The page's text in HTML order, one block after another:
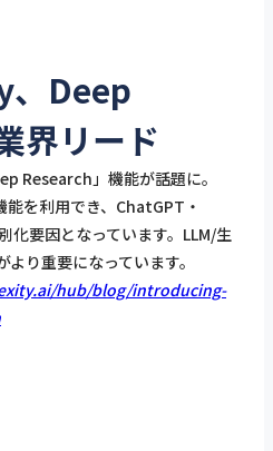
Deep
界リード
Research」機能が話題に。
を利用でき、ChatGPT・
化要因となっています。LLM/生
り重要になっています。
hub/blog/introducing-